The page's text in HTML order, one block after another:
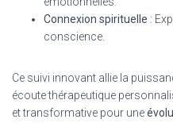
Connexion spirituelle :
conscience.
Ce suivi innovant allie la
écoute thérapeutique
et transformative pour une